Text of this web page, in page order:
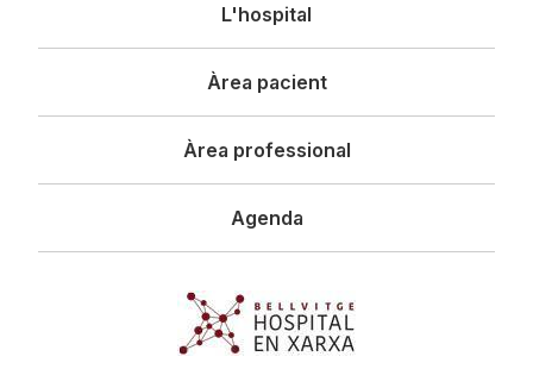
principal
L'hospital
Àrea pacient
Àrea professional
Agenda